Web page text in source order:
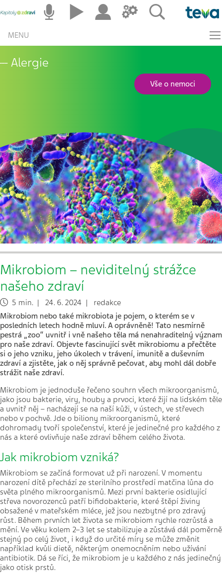
MENU
Alergie
Vše o nemoci
Mikrobiom – neviditelný strážce
našeho zdraví
5 min. | 24. 6. 2024 | redakce
Mikrobiom nebo také mikrobiota je pojem, o kterém se v
posledních letech hodně mluví. A oprávněně! Tato nesmírně
pestrá „zoo“ uvnitř i vně našeho těla má nenahraditelný význam
pro naše zdraví. Objevte fascinující svět mikrobiomu a přečtěte
si o jeho vzniku, jeho úkolech v trávení, imunitě a duševním
zdraví a zjistěte, jak o něj správně pečovat, aby mohl dál dobře
strážit naše zdraví.
Mikrobiom je jednoduše řečeno souhrn všech mikroorganismů,
jako jsou bakterie, viry, houby a prvoci, které žijí na lidském těle
a uvnitř něj – nacházejí se na naší kůži, v ústech, ve střevech
nebo v pochvě. Jde o biliony mikroorganismů, které
dohromady tvoří společenství, které je jedinečné pro každého z
nás a které ovlivňuje naše zdraví během celého života.
Jak mikrobiom vzniká?
Mikrobiom se začíná formovat už při narození. V momentu
narození dítě přechází ze sterilního prostředí matčina lůna do
světa plného mikroorganismů. Mezi první bakterie osidlující
střeva novorozenců patří bifidobakterie, které štěpí živiny
obsažené v mateřském mléce, jež jsou nezbytné pro zdravý
růst. Během prvních let života se mikrobiom rychle rozrůstá a
mění. Ve věku kolem 2–3 let se stabilizuje a zůstává dál poměrně
stejný po celý život, i když do určité míry se může změnit
například kvůli dietě, některým onemocněním nebo užívání
antibiotik. Dá se říci, že mikrobiom je u každého z nás jedinečný
jako otisk prstů.